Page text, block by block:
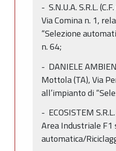
- S.N.U.A. S.R.L.
Via Comina n. 1,
“Selezione
n. 64;
- DANIELE
Mottola (TA), Via
all’impianto di
- ECOSISTEM
Area Industriale F1
automatica/